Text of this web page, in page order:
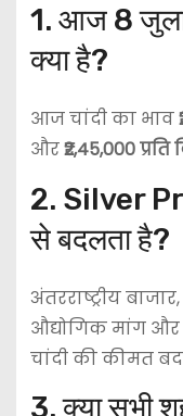
1. आज 8
क्या है?
आज चांदी का भाव
और₹2,45,000
2. Silver
से बदलता है?
अंतरराष्ट्रीय
औद्योगिक मांग
चांदी की कीमत
3. क्या सभी